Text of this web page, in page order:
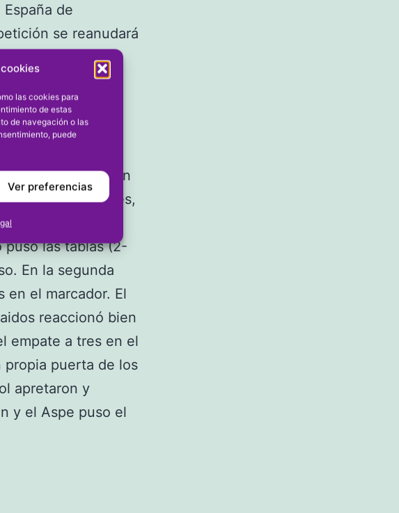
las cookies para
de estas
de navegación o las
puede
Ver preferencias
de
se reanudará
el Paidos
3
un partido que
no les permitió
adelantaron con
juego. Los locales,
la vuelta al
puso las tablas (2-
En la segunda
en el marcador. El
reaccionó bien
empate a tres en el
propia puerta de los
apretaron y
y el Aspe puso el